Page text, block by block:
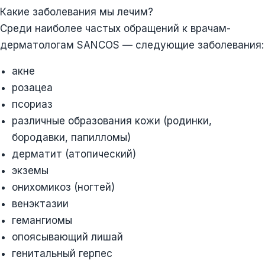
Какие заболевания мы лечим?
Среди наиболее частых обращений к врачам-
дерматологам SANCOS — следующие заболевания:
акне
розацеа
псориаз
различные образования кожи (родинки,
бородавки, папилломы)
дерматит (атопический)
экземы
онихомикоз (ногтей)
венэктазии
гемангиомы
опоясывающий лишай
генитальный герпес